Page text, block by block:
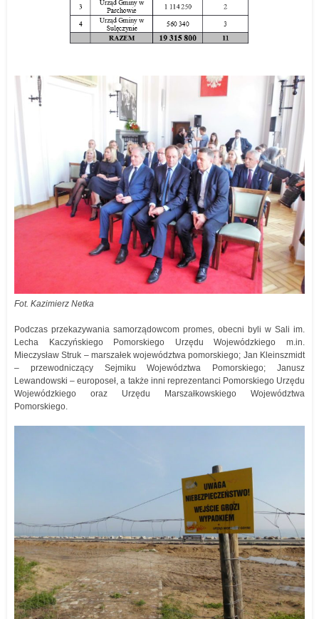
Fot. Kazimierz Netka
Podczas przekazywania samorządowcom promes, obecni byli w Sali im.
Lecha Kaczyńskiego Pomorskiego Urzędu Wojewódzkiego m.in.
Mieczysław Struk – marszałek województwa pomorskiego; Jan Kleinszmidt
– przewodniczący Sejmiku Województwa Pomorskiego; Janusz
Lewandowski – europoseł, a także inni reprezentanci Pomorskiego Urzędu
Wojewódzkiego oraz Urzędu Marszałkowskiego Województwa
Pomorskiego.